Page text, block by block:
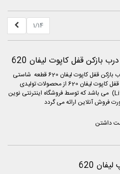
1/14
بازکن قفل کاپوت لیفان 620
شاستی درب بازکن قفل کاپوت لیفان 620 قطعه شاستی
درب بازکن قفل کاپوت لیفان 620 از محصولات تولیدی
لیفان (Lifan) می باشد که توسط فروشگاه اینترنتی نوین
فروش آنلاین ارائه می گردد
داشتن
620